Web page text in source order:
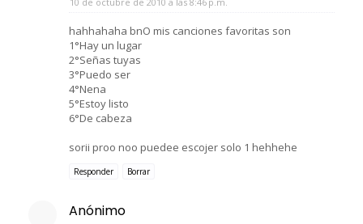
hahhahaha bnO mis canciones favoritas son
1°Hay un lugar
2°Señas tuyas
3°Puedo ser
4°Nena
5°Estoy listo
6°De cabeza
sorii proo noo puedee escojer solo 1 hehhehe
Responder Borrar
Anónimo